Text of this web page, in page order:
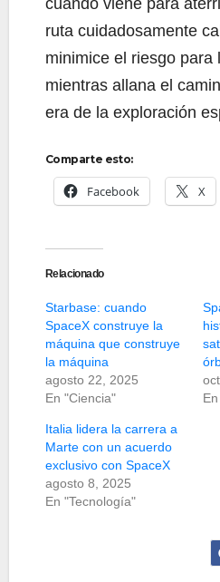
ruta cuidadosamente
minimice el riesgo para
mientras allana el
era de la exploración
Comparte esto:
Facebook X
Relacionado
Starbase: cuando
SpaceX construye la
máquina que construye
la máquina
agosto 22, 2025
En "Ciencia"
Italia lidera la carrera a
Marte con un acuerdo
exclusivo con SpaceX
agosto 8, 2025
En "Tecnología"